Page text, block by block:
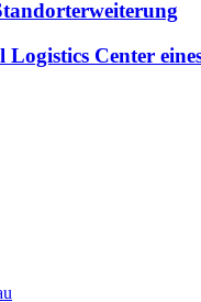
Center